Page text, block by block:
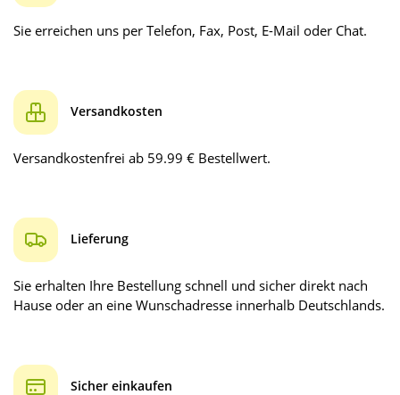
Sie erreichen uns per Telefon, Fax, Post, E-Mail oder Chat.
Versandkosten
Versandkostenfrei ab 59.99 € Bestellwert.
Lieferung
Sie erhalten Ihre Bestellung schnell und sicher direkt nach
Hause oder an eine Wunschadresse innerhalb Deutschlands.
Sicher einkaufen